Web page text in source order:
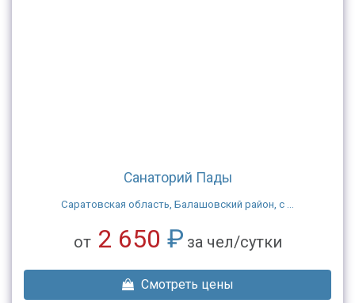
Санаторий Пады
Саратовская область, Балашовский район, с ...
от 2 650 ₽ за чел/сутки
Смотреть цены